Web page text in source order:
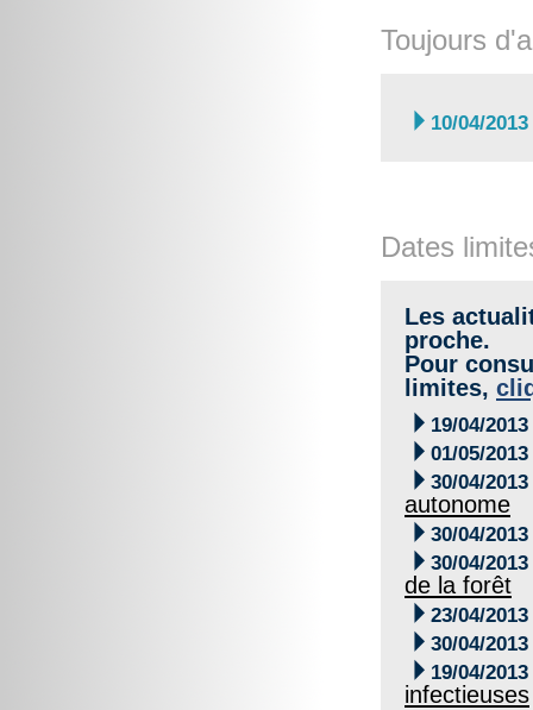
Toujours
 10/04/2013
Dates
Les
proche.
Pour
limites,
 19/04/2013
 01/05/2013
 30/04/2013
autonome
 30/04/2013
 30/04/2013
de la forêt
 23/04/2013
 30/04/2013
 19/04/2013
infectieuses